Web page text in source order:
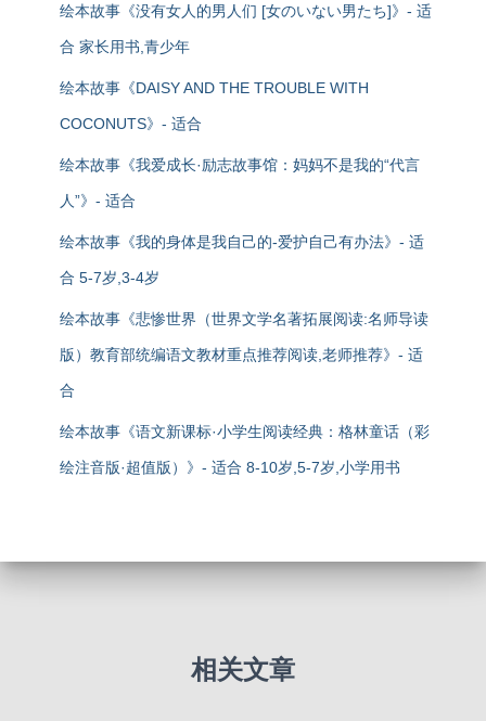
绘本故事《没有女人的男人们 [女のいない男たち]》- 适
合 家长用书,青少年
绘本故事《DAISY AND THE TROUBLE WITH
COCONUTS》- 适合
绘本故事《我爱成长·励志故事馆：妈妈不是我的“代言
人”》- 适合
绘本故事《我的身体是我自己的-爱护自己有办法》- 适
合 5-7岁,3-4岁
绘本故事《悲惨世界（世界文学名著拓展阅读:名师导读
版）教育部统编语文教材重点推荐阅读,老师推荐》- 适
合
绘本故事《语文新课标·小学生阅读经典：格林童话（彩
绘注音版·超值版）》- 适合 8-10岁,5-7岁,小学用书
相关文章